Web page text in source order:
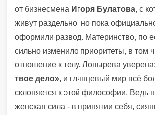
от бизнесмена Игоря Булатова, с
живут раздельно, но пока
оформили развод. Материнство, по
сильно изменило приоритеты, в том
отношение к телу. Лопырева уверена:
твое дело», и глянцевый мир всё
склоняется к этой философии. Ведь
женская сила - в принятии себя,